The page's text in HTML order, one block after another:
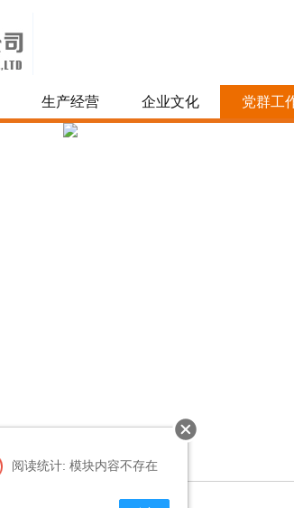
生产经营 企业文化 党群工
阅读统计: 模块内容不存在